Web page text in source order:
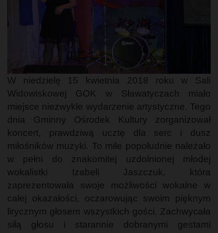
W niedzielę 15 kwietnia 2018 roku w Sali
Widowiskowej GOK w Sławatyczach miało
miejsce niezwykłe wydarzenie artystyczne. Tego
dnia Gminny Ośrodek Kultury zorganizował
koncert, prawdziwą ucztę dla serc i dusz
miłośników muzyki. To miłe popołudnie należało
w pełni do znakomitej uzdolnionej młodej
wokalistki Izabeli Jaszczuk, która
zaprezentowała swoje możliwości wokalne w
całej okazałości, oczarowując swoim pięknym
lirycznym głosem wszystkich gości. Zachwycała
siłą głosu i starannie dobranymi gestami